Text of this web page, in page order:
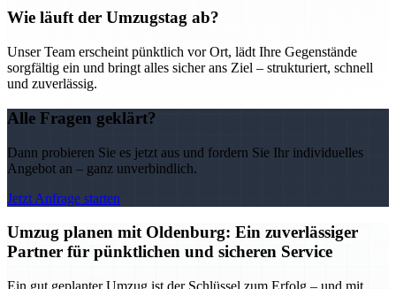
Wie läuft der Umzugstag ab?
Unser Team erscheint pünktlich vor Ort, lädt Ihre Gegenstände
sorgfältig ein und bringt alles sicher ans Ziel – strukturiert, schnell
und zuverlässig.
Alle Fragen geklärt?
Dann probieren Sie es jetzt aus und fordern Sie Ihr individuelles
Angebot an – ganz unverbindlich.
Jetzt Anfrage starten
Umzug planen mit Oldenburg: Ein zuverlässiger
Partner für pünktlichen und sicheren Service
Ein gut geplanter Umzug ist der Schlüssel zum Erfolg – und mit